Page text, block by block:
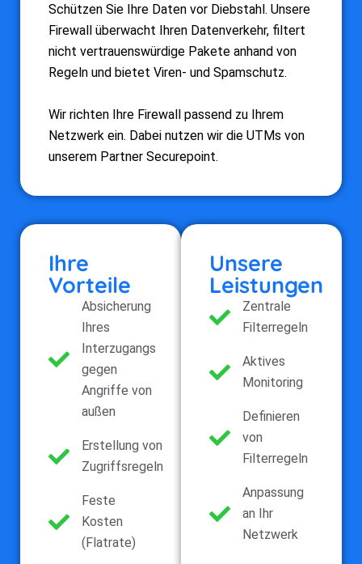
Schützen Sie Ihre Daten vor Diebstahl. Unsere
Firewall überwacht Ihren Datenverkehr, filtert
nicht vertrauenswürdige Pakete anhand von
Regeln und bietet Viren- und Spamschutz.
Wir richten Ihre Firewall passend zu Ihrem
Netzwerk ein. Dabei nutzen wir die UTMs von
unserem Partner Securepoint.
Ihre
Vorteile
Absicherung
Ihres
Interzugangs
gegen
Angriffe von
außen
Erstellung von
Zugriffsregeln
Feste
Kosten
(Flatrate)
Unsere
Leistungen
Zentrale
Filterregeln
Aktives
Monitoring
Definieren
von
Filterregeln
Anpassung
an Ihr
Netzwerk